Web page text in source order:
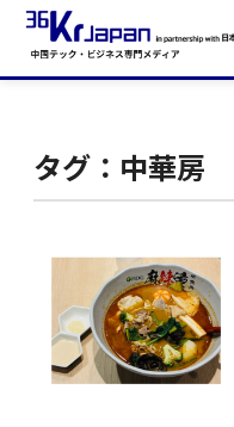
タグ：中華房